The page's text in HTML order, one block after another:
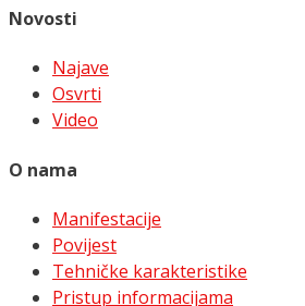
Novosti
Najave
Osvrti
Video
O nama
Manifestacije
Povijest
Tehničke karakteristike
Pristup informacijama